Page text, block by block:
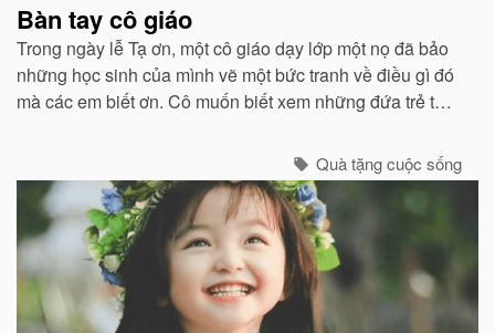
Bàn tay cô giáo
Trong ngày lễ Tạ ơn, một cô giáo dạy lớp một nọ đã bảo
những học sinh của mình vẽ một bức tranh về điều gì đó
mà các em biết ơn. Cô muốn biết xem những đứa trẻ từ
Quà tặng cuộc sống